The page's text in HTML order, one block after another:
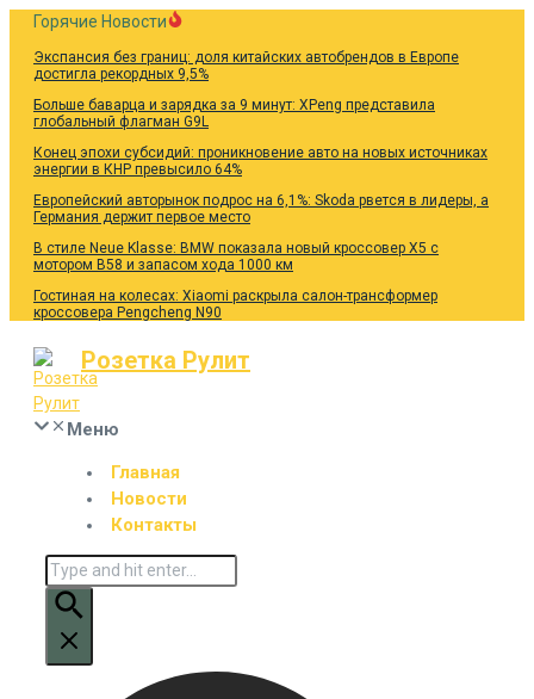
Перейти
содержанию
Горячие Новости
Экспансия без границ: доля китайских автобрендов в Европе
достигла рекордных 9,5%
Больше баварца и зарядка за 9 минут: XPeng представила
глобальный флагман G9L
Конец эпохи субсидий: проникновение авто на новых источниках
энергии в КНР превысило 64%
Европейский авторынок подрос на 6,1%: Skoda рвется в лидеры, а
Германия держит первое место
В стиле Neue Klasse: BMW показала новый кроссовер X5 с
мотором B58 и запасом хода 1000 км
Гостиная на колесах: Xiaomi раскрыла салон-трансформер
кроссовера Pengcheng N90
Розетка Рулит
Меню
Главная
Новости
Контакты
Искать: